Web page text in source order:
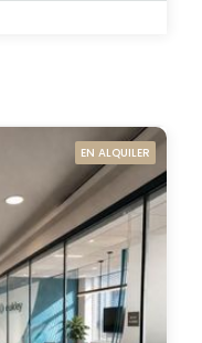
EN ALQUILER